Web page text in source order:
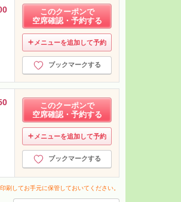
このクーポンで
空席確認・予約する
メニューを追加して予約
ブックマークする
このクーポンで
空席確認・予約する
メニューを追加して予約
ブックマークする
してお手元に保管しておいてください。